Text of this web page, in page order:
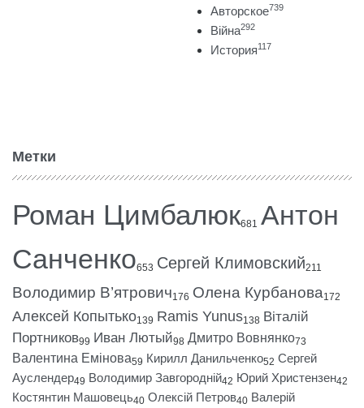
Авторское739
Війна292
История117
Метки
Роман Цимбалюк681 Антон
Санченко653 Сергей Климовский211
Володимир В’ятрович176 Олена Курбанова172
Алексей Копытько139 Ramis Yunus138 Віталій
Портников99 Иван Лютый98 Дмитро Вовнянко73
Валентина Емінова59 Кирилл Данильченко52 Сергей
Ауслендер49 Володимир Завгородній42 Юрий Христензен42
Костянтин Машовець40 Олексій Петров40 Валерій